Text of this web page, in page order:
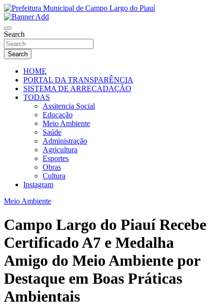
Skip
to
content
Prefeitura Municipal de Campo Largo do
Piauí
Search
Search
HOME
PORTAL DA TRANSPARÊNCIA
SISTEMA DE ARRECADAÇÃO
TODAS
Assitencia Social
Educação
Meio Ambiente
Saúde
Administração
Agricultura
Esportes
Obras
Cultura
Instagram
Meio Ambiente
Campo Largo do Piauí Recebe
Certificado A7 e Medalha
Amigo do Meio Ambiente por
Destaque em Boas Práticas
Ambientais